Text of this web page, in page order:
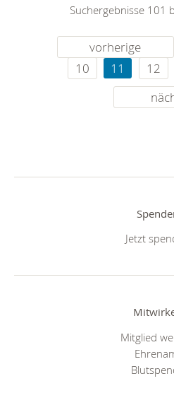
Suchergebnisse 101
vorherige
10
11 12
Jetzt
Mitglied